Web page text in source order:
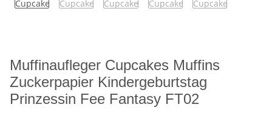
Muffinaufleger Cupcakes Muffins
Zuckerpapier Kindergeburtstag
Prinzessin Fee Fantasy FT02